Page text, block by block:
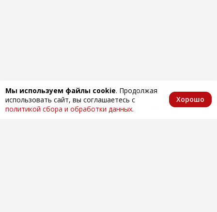
Мы используем файлы cookie. Продолжая
использовать сайт, вы соглашаетесь с
политикой сбора и обработки данных.
Хорошо
Главная КаталогИзбранноеКорзина Аккаунт